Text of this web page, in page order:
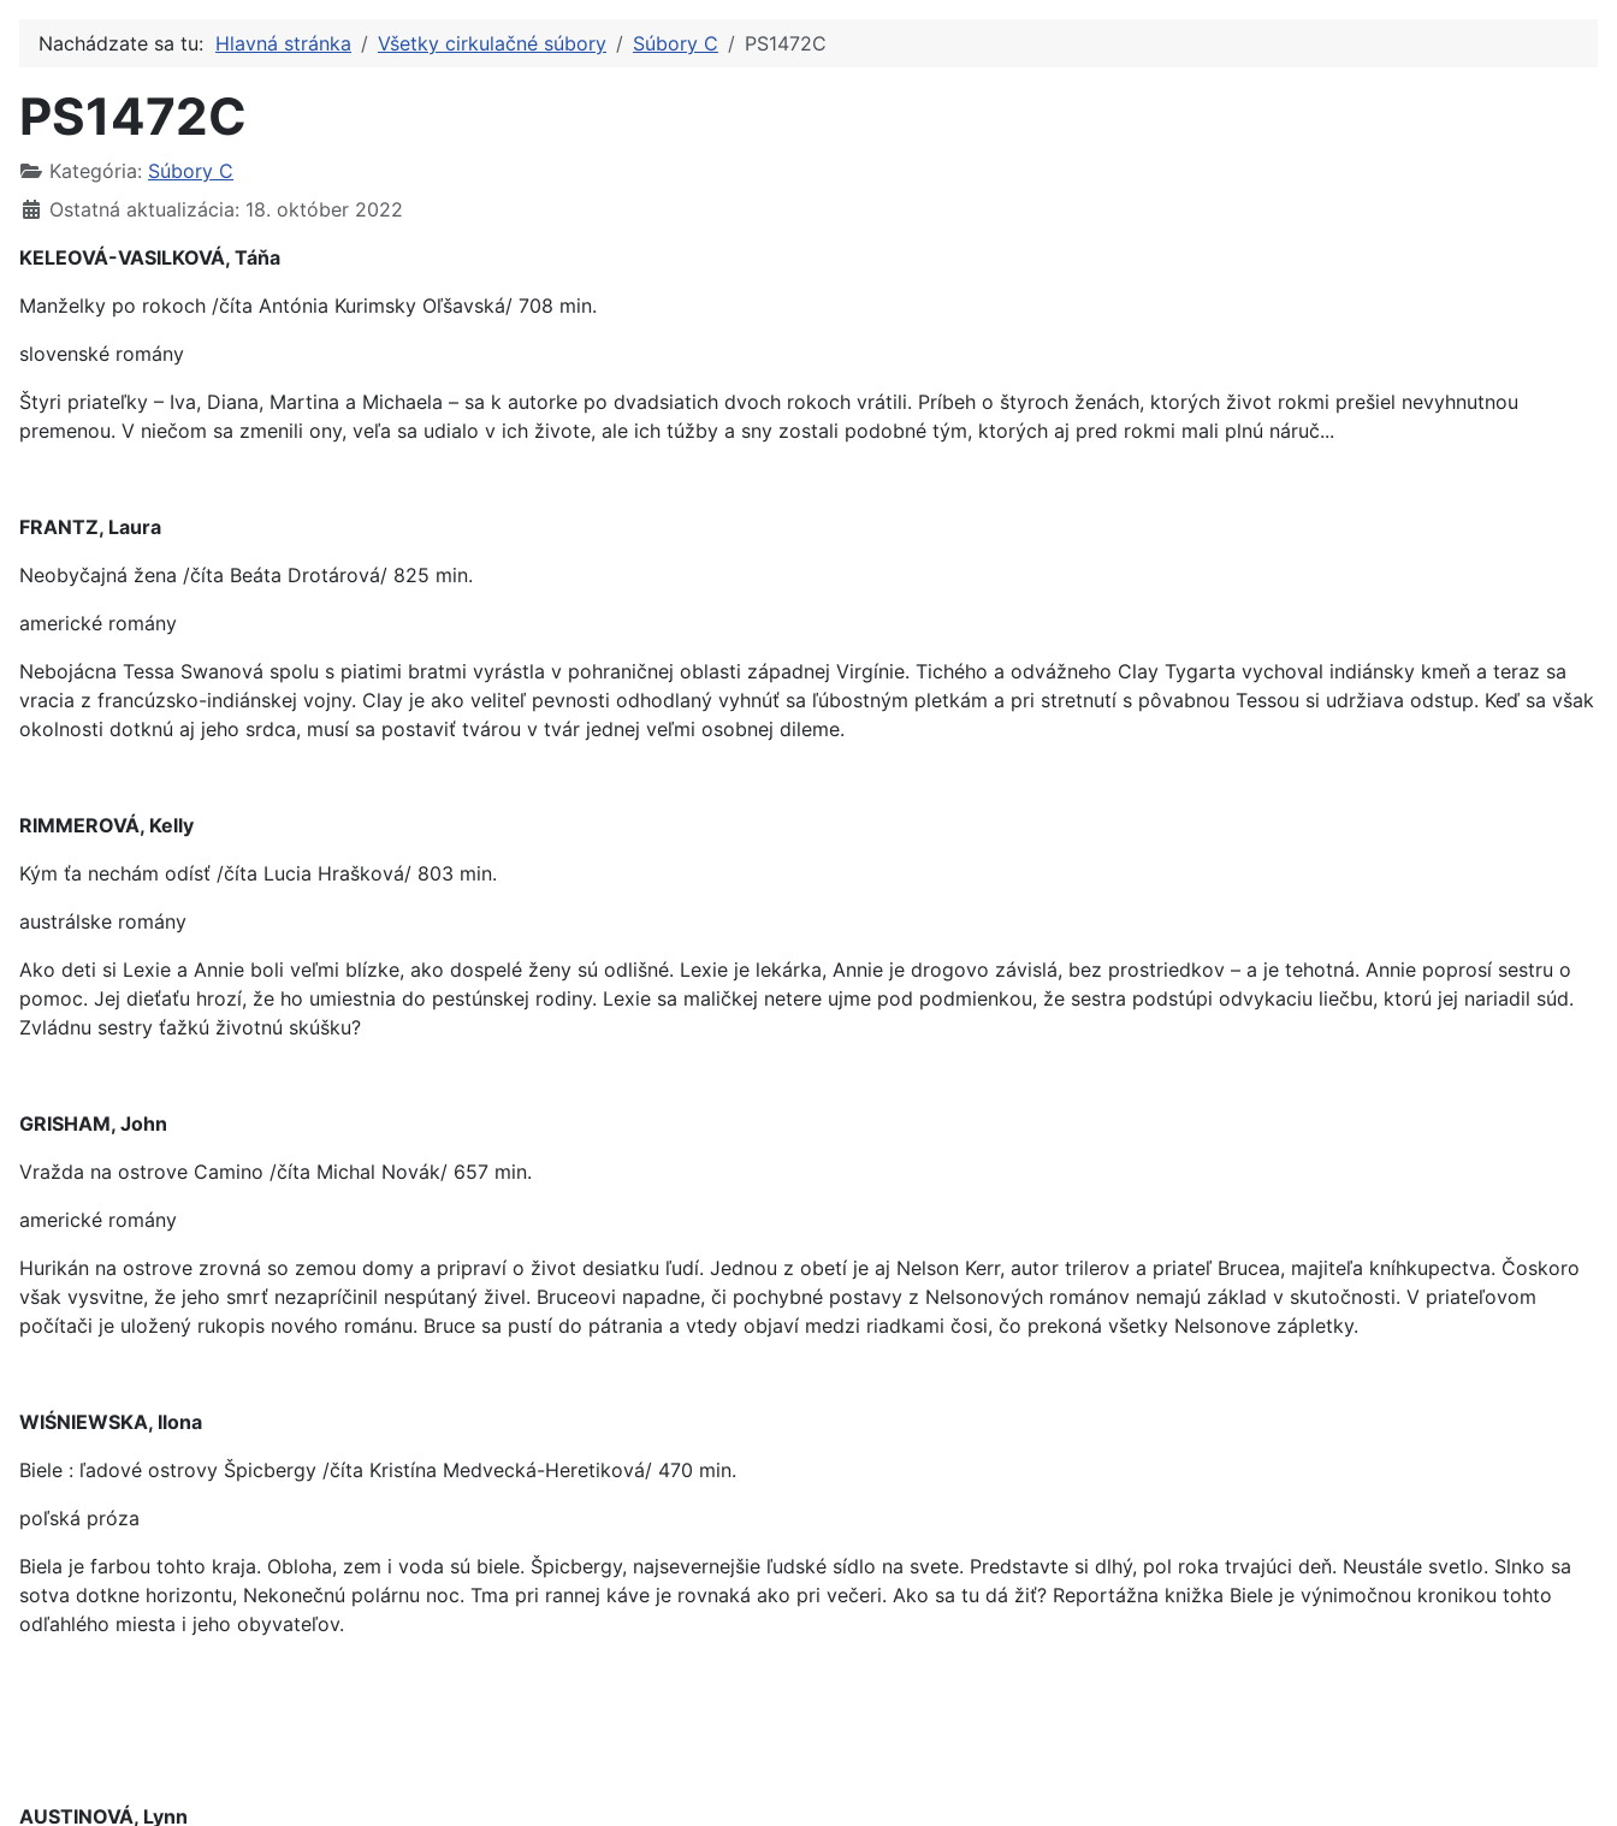
Nachádzate sa tu: Hlavná stránka Všetky cirkulačné súbory Súbory C PS1472C
PS1472C
Kategória: Súbory C
Ostatná aktualizácia: 18. október 2022
KELEOVÁ-VASILKOVÁ, Táňa
Manželky po rokoch /číta Antónia Kurimsky Oľšavská/ 708 min.
slovenské romány
Štyri priateľky – Iva, Diana, Martina a Michaela – sa k autorke po dvadsiatich dvoch rokoch vrátili. Príbeh o štyroch ženách, ktorých život rokmi prešiel nevyhnutnou
premenou. V niečom sa zmenili ony, veľa sa udialo v ich živote, ale ich túžby a sny zostali podobné tým, ktorých aj pred rokmi mali plnú náruč...
FRANTZ, Laura
Neobyčajná žena /číta Beáta Drotárová/ 825 min.
americké romány
Nebojácna Tessa Swanová spolu s piatimi bratmi vyrástla v pohraničnej oblasti západnej Virgínie. Tichého a odvážneho Clay Tygarta vychoval indiánsky kmeň a teraz sa
vracia z francúzsko-indiánskej vojny. Clay je ako veliteľ pevnosti odhodlaný vyhnúť sa ľúbostným pletkám a pri stretnutí s pôvabnou Tessou si udržiava odstup. Keď sa však
okolnosti dotknú aj jeho srdca, musí sa postaviť tvárou v tvár jednej veľmi osobnej dileme.
RIMMEROVÁ, Kelly
Kým ťa nechám odísť /číta Lucia Hrašková/ 803 min.
austrálske romány
Ako deti si Lexie a Annie boli veľmi blízke, ako dospelé ženy sú odlišné. Lexie je lekárka, Annie je drogovo závislá, bez prostriedkov – a je tehotná. Annie poprosí sestru o
pomoc. Jej dieťaťu hrozí, že ho umiestnia do pestúnskej rodiny. Lexie sa maličkej netere ujme pod podmienkou, že sestra podstúpi odvykaciu liečbu, ktorú jej nariadil súd.
Zvládnu sestry ťažkú životnú skúšku?
GRISHAM, John
Vražda na ostrove Camino /číta Michal Novák/ 657 min.
americké romány
Hurikán na ostrove zrovná so zemou domy a pripraví o život desiatku ľudí. Jednou z obetí je aj Nelson Kerr, autor trilerov a priateľ Brucea, majiteľa kníhkupectva. Čoskoro
však vysvitne, že jeho smrť nezapríčinil nespútaný živel. Bruceovi napadne, či pochybné postavy z Nelsonových románov nemajú základ v skutočnosti. V priateľovom
počítači je uložený rukopis nového románu. Bruce sa pustí do pátrania a vtedy objaví medzi riadkami čosi, čo prekoná všetky Nelsonove zápletky.
WIŚNIEWSKA, Ilona
Biele : ľadové ostrovy Špicbergy /číta Kristína Medvecká-Heretiková/ 470 min.
poľská próza
Biela je farbou tohto kraja. Obloha, zem i voda sú biele. Špicbergy, najsevernejšie ľudské sídlo na svete. Predstavte si dlhý, pol roka trvajúci deň. Neustále svetlo. Slnko sa
sotva dotkne horizontu, Nekonečnú polárnu noc. Tma pri rannej káve je rovnaká ako pri večeri. Ako sa tu dá žiť? Reportážna knižka Biele je výnimočnou kronikou tohto
odľahlého miesta i jeho obyvateľov.
AUSTINOVÁ, Lynn